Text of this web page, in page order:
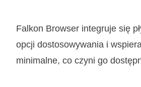
Falkon Browser integruje się
opcji dostosowywania i
minimalne, co czyni go